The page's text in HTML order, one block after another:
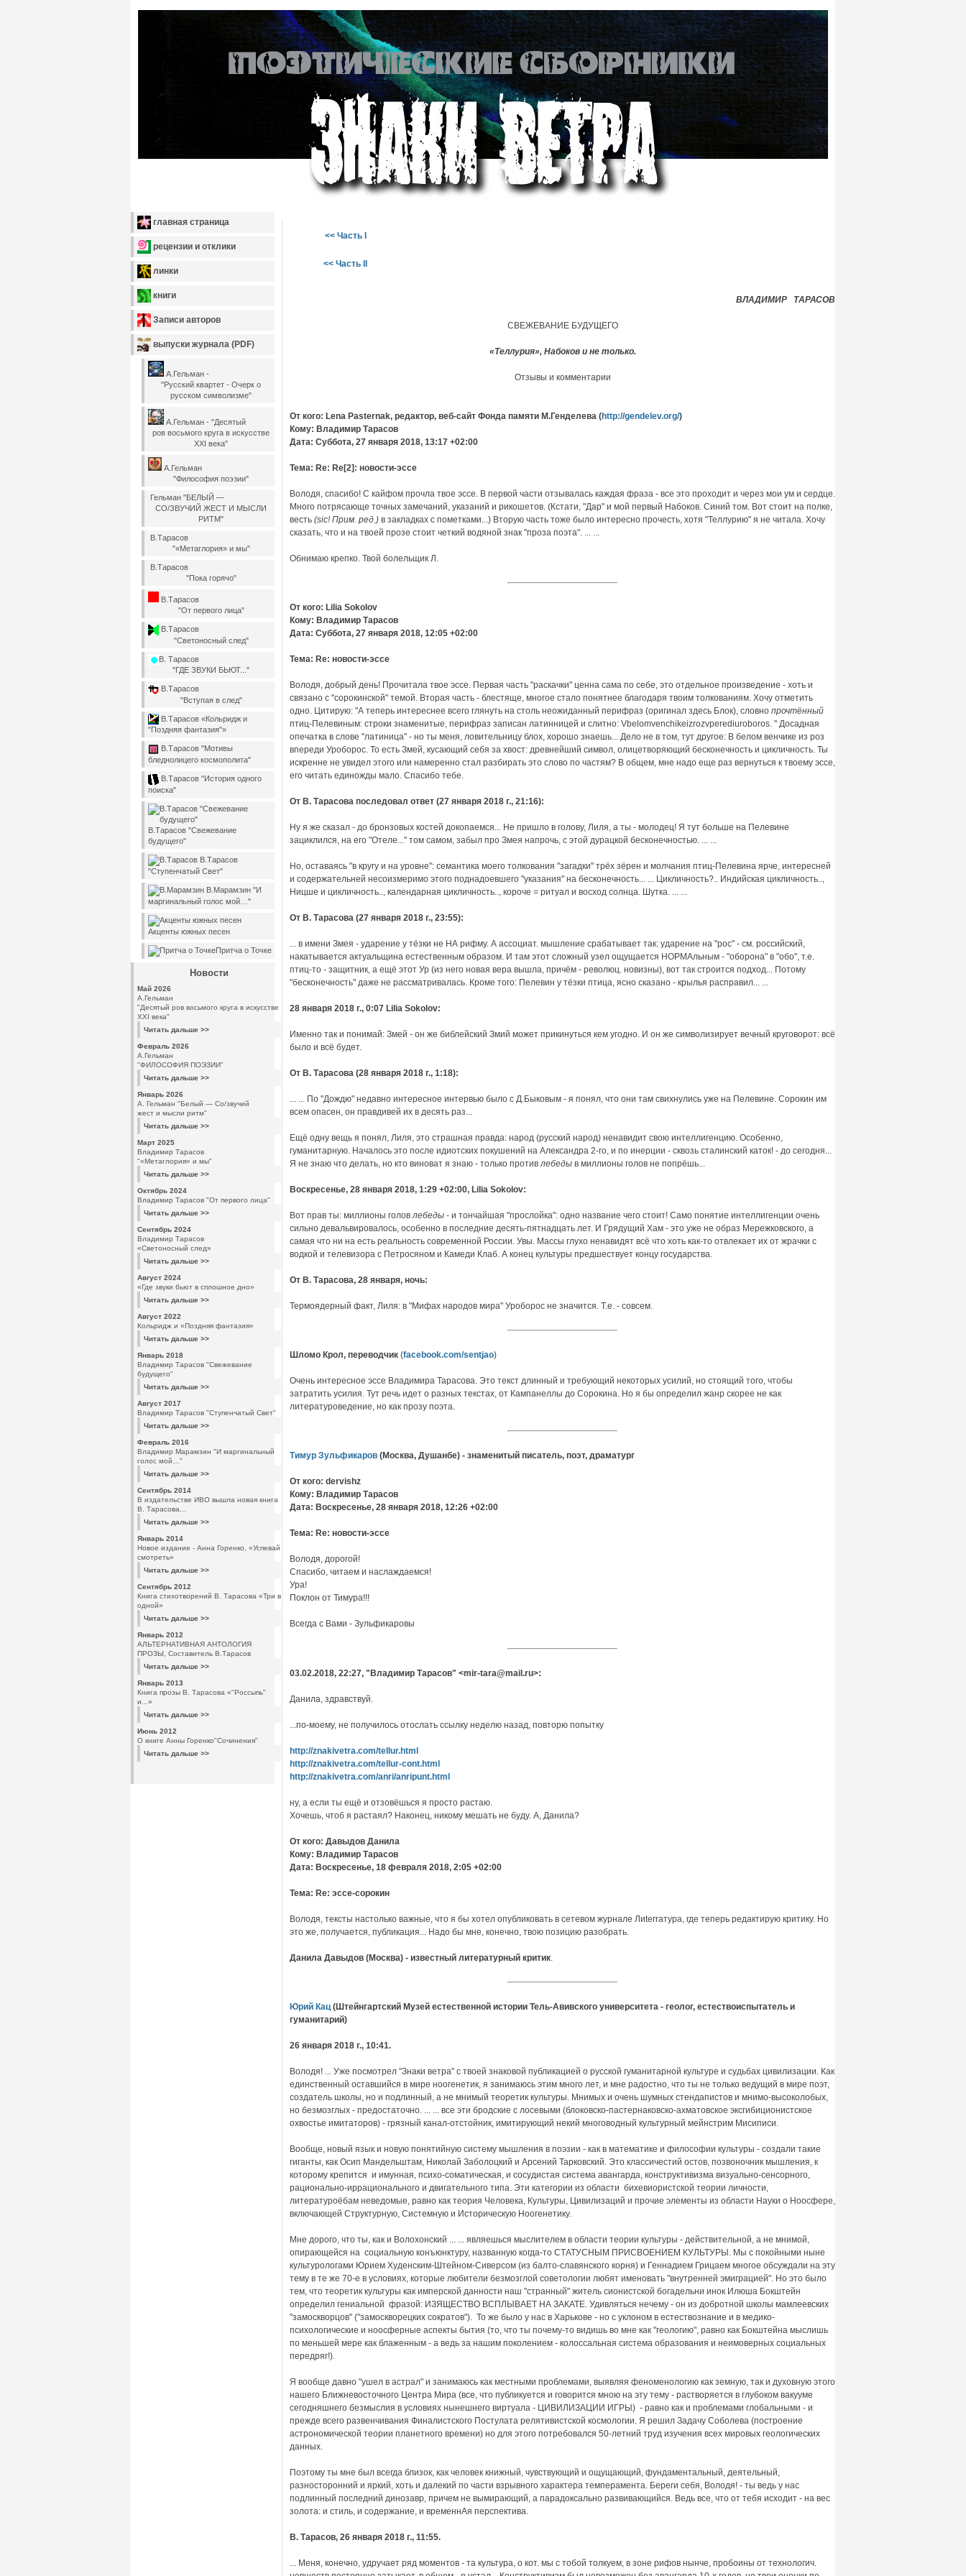
главная страница
рецензии и отклики
линки
книги
Записи авторов
выпуски журнала (PDF)
А.Гельман -
"Русский квартет - Очерк о
русском символизме"
А.Гельман - "Десятый
ров восьмого круга в искусстве
XXI века"
А.Гельман
"Философия поэзии"
Гельман "БЕЛЫЙ —
СО/ЗВУЧИЙ ЖЕСТ И МЫСЛИ
РИТМ"
В.Тарасов
"«Метаглория» и мы"
В.Тарасов
"Пока горячо"
В.Тарасов
"От первого лица"
В.Тарасов
"Светоносный след"
В. Тарасов
"ГДЕ ЗВУКИ БЬЮТ..."
В.Тарасов
"Вступая в след"
В.Тарасов «Кольридж и
"Поздняя фантазия"»
В.Тарасов "Мотивы
бледнолицего космополита"
В.Тарасов "История одного
поиска"
В.Тарасов "Свежевание
будущего"
В.Тарасов
"Ступенчатый Свет"
В.Марамзин "И
маргинальный голос мой…"
Акценты южных песен
Притча о Точке
Новости
Май 2026
А.Гельман
"Десятый ров восьмого круга в искусстве
XXI века"
Читать дальше >>
Февраль 2026
А.Гельман
"ФИЛОСОФИЯ ПОЭЗИИ"
Читать дальше >>
Январь 2026
А. Гельман "Белый — Со/звучий
жест и мысли ритм"
Читать дальше >>
Март 2025
Владимир Тарасов
"«Метаглория» и мы"
Читать дальше >>
Октябрь 2024
Владимир Тарасов "От первого лица"
Читать дальше >>
Сентябрь 2024
Владимир Тарасов
«Светоносный след»
Читать дальше >>
Август 2024
«Где звуки бьют в сплошное дно»
Читать дальше >>
Август 2022
Кольридж и «Поздняя фантазия»
Читать дальше >>
Январь 2018
Владимир Тарасов "Свежевание
будущего"
Читать дальше >>
Август 2017
Владимир Тарасов "Ступенчатый Свет"
Читать дальше >>
Февраль 2016
Владимир Марамзин "И маргинальный
голос мой…"
Читать дальше >>
Сентябрь 2014
В издательстве ИВО вышла новая книга
В. Тарасова...
Читать дальше >>
Январь 2014
Новое издание - Анна Горенко, «Успевай
смотреть»
Читать дальше >>
Сентябрь 2012
Книга стихотворений В. Тарасова «Три в
одной»
Читать дальше >>
Январь 2012
АЛЬТЕРНАТИВНАЯ АНТОЛОГИЯ
ПРОЗЫ, Составитель В.Тарасов
Читать дальше >>
Январь 2013
Книга прозы В. Тарасова «"Россыпь"
и...»
Читать дальше >>
Июнь 2012
О книге Анны Горенко"Сочинения"
Читать дальше >>
<< Часть I
<< Часть II
ВЛАДИМИР ТАРАСОВ
СВЕЖЕВАНИЕ БУДУЩЕГО
«Теллурия», Набоков и не только.
Отзывы и комментарии
От кого: Lena Pasternak, редактор, веб-сайт Фонда памяти М.Генделева (http://gendelev.org/)
Кому: Владимир Тарасов
Дата: Суббота, 27 января 2018, 13:17 +02:00
Тема: Re: Re[2]: новости-эссе
Володя, спасибо! С кайфом прочла твое эссе. В первой части отзывалась каждая фраза - все это проходит и через мои ум и сердце.
Много потрясающе точных замечаний, указаний и рикошетов. (Кстати, "Дар" и мой первый Набоков. Синий том. Вот стоит на полке,
весть (sic! Прим. ред.) в закладках с пометками...) Вторую часть тоже было интересно прочесть, хотя "Теллурию" я не читала. Хочу
сказать, что и на твоей прозе стоит четкий водяной знак "проза поэта". ... ...
Обнимаю крепко. Твой болельщик Л.
От кого: Lilia Sokolov
Кому: Владимир Тарасов
Дата: Суббота, 27 января 2018, 12:05 +02:00
Тема: Re: новости-эссе
Володя, добрый день! Прочитала твое эссе. Первая часть "раскачки" ценна сама по себе, это отдельное произведение - хоть и
связано с "сорокинской" темой. Вторая часть - блестяще, многое стало понятнее благодаря твоим толкованиям. Хочу отметить
одно. Цитирую: "А теперь интереснее всего глянуть на столь неожиданный перифраз (оригинал здесь Блок), словно прочтённый
птиц-Пелевиным: строки знаменитые, перифраз записан латинницей и слитно: Vbelomvenchikeizrozvperediuroboros. " Досадная
опечатка в слове "латиница" - но ты меня, ловительницу блох, хорошо знаешь... Дело не в том, тут другое: В белом венчике из роз
впереди Уроборос. То есть Змей, кусающий себя за хвост: древнейший символ, олицетворяющий бесконечность и цикличность. Ты
искренне не увидел этого или намеренно стал разбирать это слово по частям? В общем, мне надо еще раз вернуться к твоему эссе,
его читать единожды мало. Спасибо тебе.
От В. Тарасова последовал ответ (27 января 2018 г., 21:16):
Ну я же сказал - до бронзовых костей докопаемся... Не пришло в голову, Лиля, а ты - молодец! Я тут больше на Пелевине
зациклился, на его "Отеле..." том самом, забыл про Змея напрочь, с этой дурацкой бесконечностью. ... ...
Но, оставаясь "в кругу и на уровне": семантика моего толкования "загадки" трёх зёрен и молчания птиц-Пелевина ярче, интересней
и содержательней несоизмеримо этого поднадоевшего "указания" на бесконечность... ... Цикличность?.. Индийская цикличность..,
Ницше и цикличность.., календарная цикличность.., короче = ритуал и восход солнца. Шутка. ... ...
От В. Тарасова (27 января 2018 г., 23:55):
... в имени Змея - ударение у тёзки не НА рифму. А ассоциат. мышление срабатывает так: ударение на "рос" - см. российский,
накатывается актуальщина естественным образом. И там этот сложный узел ощущается НОРМАльным - "оборона" в "обо", т.е.
птиц-то - защитник, а ещё этот Ур (из него новая вера вышла, причём - революц. новизны), вот так строится подход... Потому
"бесконечность" даже не рассматривалась. Кроме того: Пелевин у тёзки птица, ясно сказано - крылья расправил... ...
28 января 2018 г., 0:07 Lilia Sokolov:
Именно так и понимай: Змей - он же библейский Змий может прикинуться кем угодно. И он же символизирует вечный круговорот: всё
было и всё будет.
От В. Тарасова (28 января 2018 г., 1:18):
... ... По "Дождю" недавно интересное интервью было с Д.Быковым - я понял, что они там свихнулись уже на Пелевине. Сорокин им
всем опасен, он правдивей их в десять раз...
Ещё одну вещь я понял, Лиля, это страшная правда: народ (русский народ) ненавидит свою интеллигенцию. Особенно,
гуманитарную. Началось это после идиотских покушений на Александра 2-го, и по инерции - сквозь сталинский каток! - до сегодня...
Я не знаю что делать, но кто виноват я знаю - только противлебеды в миллионы голов не попрёшь...
Воскресенье, 28 января 2018, 1:29 +02:00, Lilia Sokolov:
Вот прав ты: миллионы головлебеды - и тончайшая "прослойка": одно название чего стоит! Само понятие интеллигенции очень
сильно девальвировалось, особенно в последние десять-пятнадцать лет. И Грядущий Хам - это уже не образ Мережковского, а
самая что ни на есть реальность современной России. Увы. Массы глухо ненавидят всё что хоть как-то отвлекает их от жрачки с
водкой и телевизора с Петросяном и Камеди Клаб. А конец культуры предшествует концу государства.
От В. Тарасова, 28 января, ночь:
Термоядерный факт, Лиля: в "Мифах народов мира" Уроборос не значится. Т.е. - совсем.
Шломо Крол, переводчик (facebook.com/sentjao)
Очень интересное эссе Владимира Тарасова. Это текст длинный и требующий некоторых усилий, но стоящий того, чтобы
затратить усилия. Тут речь идет о разных текстах, от Кампанеллы до Сорокина. Но я бы определил жанр скорее не как
литературоведение, но как прозу поэта.
Тимур Зульфикаров (Москва, Душанбе) - знаменитый писатель, поэт, драматург
От кого: dervishz
Кому: Владимир Тарасов
Дата: Воскресенье, 28 января 2018, 12:26 +02:00
Тема: Re: новости-эссе
Володя, дорогой!
Спасибо, читаем и наслаждаемся!
Ура!
Поклон от Тимура!!!
Всегда с Вами - Зульфикаровы
03.02.2018, 22:27, "Владимир Тарасов" <mir-tara@mail.ru>:
Данила, здравствуй.
...по-моему, не получилось отослать ссылку неделю назад, повторю попытку
http://znakivetra.com/tellur.html
http://znakivetra.com/tellur-cont.html
http://znakivetra.com/anri/anripunt.html
ну, а если ты ещё и отзовёшься я просто растаю.
Хочешь, чтоб я растаял? Наконец, никому мешать не буду. А, Данила?
От кого: Давыдов Данила
Кому: Владимир Тарасов
Дата: Воскресенье, 18 февраля 2018, 2:05 +02:00
Тема: Re: эссе-сорокин
Володя, тексты настолько важные, что я бы хотел опубликовать в сетевом журнале Лиterraтура, где теперь редактирую критику. Но
это же, получается, публикация... Надо бы мне, конечно, твою позицию разобрать.
Данила Давыдов (Москва) - известный литературный критик
Юрий Кац (Штейнгартский Музей естественной истории Тель-Авивского университета - геолог, естествоиспытатель и
гуманитарий)
26 января 2018 г., 10:41.
Володя! ... Уже посмотрел "Знаки ветра" с твоей знаковой публикацией о русской гуманитарной культуре и судьбах цивилизации. Как
единственный оставшийся в мире ноогенетик, я занимаюсь этим много лет, и мне радостно, что ты не только ведущий в мире поэт,
создатель школы, но и подлинный, а не мнимый теоретик культуры. Мнимых и очень шумных стендапистов и мнимо-высоколобых,
но безмозглых - предостаточно. ... ... все эти бродские с лосевыми (блоковско-пастернаковско-ахматовское эксгибиционистское
охвостье имитаторов) - грязный канал-отстойник, имитирующий некий многоводный культурный мейнстрим Мисиписи.
Вообще, новый язык и новую понятийную систему мышления в поэзии - как в математике и философии культуры - создали такие
гиганты, как Осип Мандельштам, Николай Заболоцкий и Арсений Тарковский. Это классичестий остов, позвоночник мышления, к
которому крепится и имунная, психо-соматическая, и сосудистая система авангарда, конструктивизма визуально-сенсорного,
рационально-иррационального и двигательного типа. Эти категории из области бихевиористской теории личности,
литературоёбам неведомые, равно как теория Человека, Культуры, Цивилизаций и прочие элементы из области Науки о Ноосфере,
включающей Структурную, Системную и Историческую Ноогенетику.
Мне дорого, что ты, как и Волохонский ... ... являешься мыслителем в области теории культуры - действительной, а не мнимой,
опирающейся на социальную конъюнктуру, названную когда-то СТАТУСНЫМ ПРИСВОЕНИЕМ КУЛЬТУРЫ. Мы с покойными ныне
культурологами Юрием Худенским-Штейном-Сиверсом (из балто-славянского корня) и Геннадием Грицаем многое обсуждали на эту
тему в те же 70-е в условиях, которые любители безмозглой советологии любят именовать "внутренней эмиграцией". Но это было
тем, что теоретик культуры как имперской данности наш "странный" житель сионистской богадельни инок Илюша Бокштейн
определил гениальной фразой: ИЗЯЩЕСТВО ВСПЛЫВАЕТ НА ЗАКАТЕ. Удивляться нечему - он из добротной школы мамлеевских
"замоскворцов" ("замоскворецких сократов"). То же было у нас в Харькове - но с уклоном в естествознание и в медико-
психологические и ноосферные аспекты бытия (то, что ты почему-то видишь во мне как "геологию", равно как Бокштейна мыслишь
по меньшей мере как блаженным - а ведь за нашим поколением - колоссальная система образования и неимоверных социальных
передряг!).
Я вообще давно "ушел в астрал" и занимаюсь как местными проблемами, выявляя феноменологию как земную, так и духовную этого
нашего Ближневосточного Центра Мира (все, что публикуется и говорится мною на эту тему - растворяется в глубоком вакууме
сегодняшнего безмыслия в условиях нынешнего виртуала - ЦИВИЛИЗАЦИИ ИГРЫ) - равно как и проблемами глобальными - и
прежде всего развенчивания Финалистского Постулата релятивистской космологии. Я решил Задачу Соболева (построение
астрономической теории планетного времени) но для этого потребовался 50-летний труд изучения всех мировых геологических
данных.
Поэтому ты мне был всегда близок, как человек книжный, чувствующий и ощущающий, фундаментальный, деятельный,
разносторонний и яркий, хоть и далекий по части взрывного характера темперамента. Береги себя, Володя! - ты ведь у нас
подлинный последний динозавр, причем не вымирающий, а парадоксально развивающийся. Ведь все, что от тебя исходит - на вес
золота: и стиль, и содержание, и временнАя перспектива.
В. Тарасов, 26 января 2018 г., 11:55.
... Меня, конечно, удручает ряд моментов - та культура, о кот. мы с тобой толкуем, в зоне рифов нынче, пробоины от технологич.